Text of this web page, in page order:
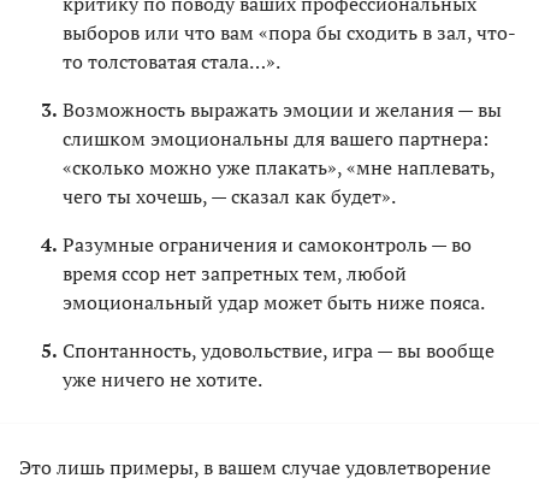
выборов или что вам «пора бы сходить в зал, что-
то толстоватая стала…».
Возможность выражать эмоции и желания — вы
слишком эмоциональны для вашего партнера:
«сколько можно уже плакать», «мне наплевать,
чего ты хочешь, — сказал как будет».
Разумные ограничения и самоконтроль — во
время ссор нет запретных тем, любой
эмоциональный удар может быть ниже пояса.
Спонтанность, удовольствие, игра — вы вообще
уже ничего не хотите.
Это лишь примеры, в вашем случае удовлетворение